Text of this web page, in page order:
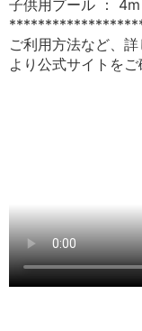
子供用プール ：
ご利用方法など、
より公式サイトをご